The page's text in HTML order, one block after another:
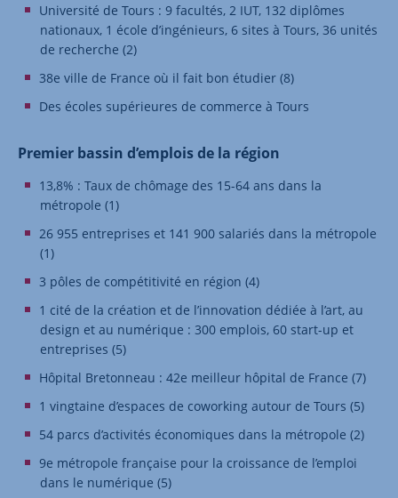
Université de Tours : 9 facultés, 2 IUT, 132 diplômes
nationaux, 1 école d’ingénieurs, 6 sites à Tours, 36 unités
de recherche (2)
38e ville de France où il fait bon étudier (8)
Des écoles supérieures de commerce à Tours
Premier bassin d’emplois de la région
13,8% : Taux de chômage des 15-64 ans dans la
métropole (1)
26 955 entreprises et 141 900 salariés dans la métropole
(1)
3 pôles de compétitivité en région (4)
1 cité de la création et de l’innovation dédiée à l’art, au
design et au numérique : 300 emplois, 60 start-up et
entreprises (5)
Hôpital Bretonneau : 42e meilleur hôpital de France (7)
1 vingtaine d’espaces de coworking autour de Tours (5)
54 parcs d’activités économiques dans la métropole (2)
9e métropole française pour la croissance de l’emploi
dans le numérique (5)